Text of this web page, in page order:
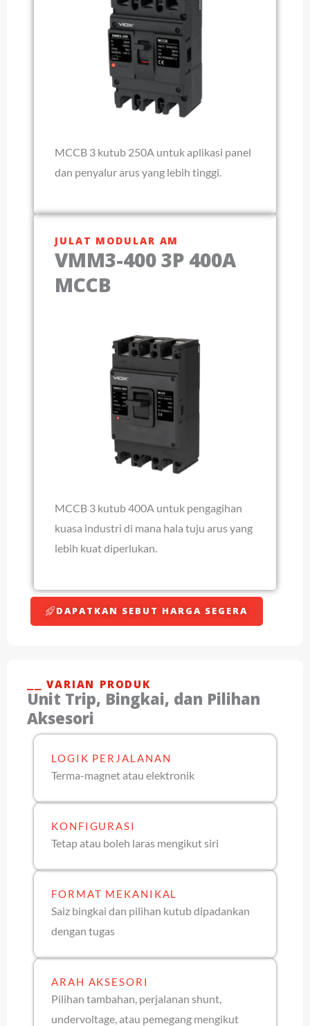
MCCB 3 kutub 250A untuk aplikasi panel
dan penyalur arus yang lebih tinggi.
JULAT MODULAR AM
VMM3-400 3P 400A
MCCB
MCCB 3 kutub 400A untuk pengagihan
kuasa industri di mana hala tuju arus yang
lebih kuat diperlukan.
DAPATKAN SEBUT HARGA SEGERA
⎯⎯ VARIAN PRODUK
Unit Trip, Bingkai, dan Pilihan
Aksesori
LOGIK PERJALANAN
Terma-magnet atau elektronik
KONFIGURASI
Tetap atau boleh laras mengikut siri
FORMAT MEKANIKAL
Saiz bingkai dan pilihan kutub dipadankan
dengan tugas
ARAH AKSESORI
Pilihan tambahan, perjalanan shunt,
undervoltage, atau pemegang mengikut